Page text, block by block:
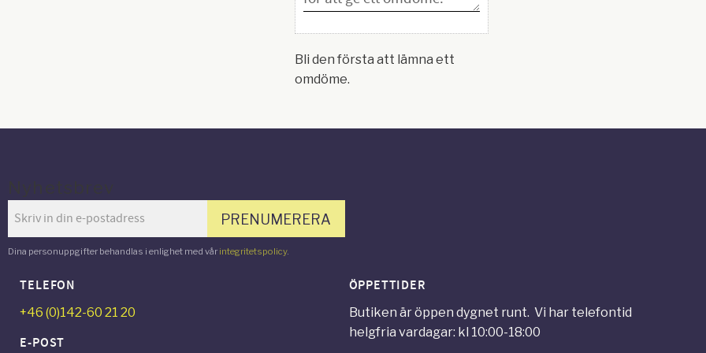
Bli den första att lämna ett
omdöme.
PRENUMERERA
Dina personuppgifter behandlas i enlighet med vår integritetspolicy.
TELEFON
+46 (0)142-60 21 20
E-POST
ÖPPETTIDER
Butiken är öppen dygnet runt. Vi har telefontid
helgfria vardagar: kl 10:00-18:00